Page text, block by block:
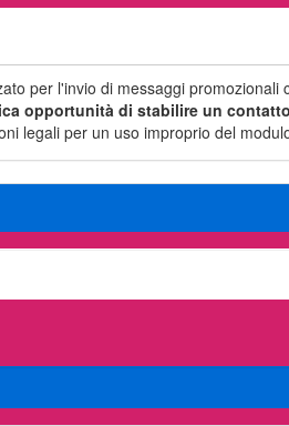
per l'invio di messaggi promozionali
opportunità di stabilire un
legali per un uso improprio del